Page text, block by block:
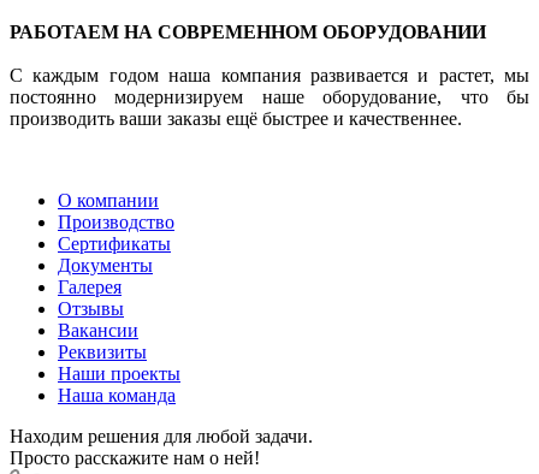
РАБОТАЕМ НА СОВРЕМЕННОМ ОБОРУДОВАНИИ
С каждым годом наша компания развивается и растет, мы
постоянно модернизируем наше оборудование, что бы
производить ваши заказы ещё быстрее и качественнее.
О компании
Производство
Сертификаты
Документы
Галерея
Отзывы
Вакансии
Реквизиты
Наши проекты
Наша команда
Находим решения для любой задачи.
Просто расскажите нам о ней!